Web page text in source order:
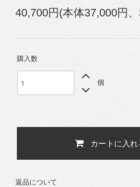
40,700円(本体37,000円
購入数
個
カートに入れ
返品について